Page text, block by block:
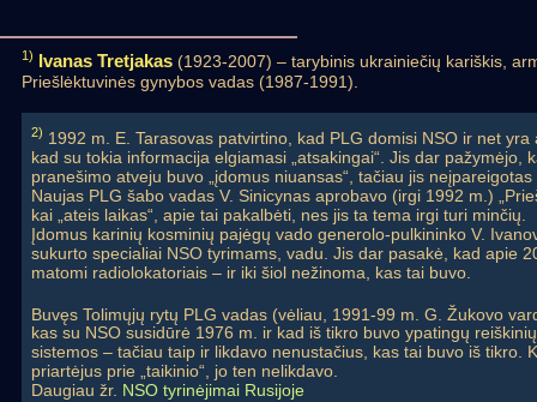
1) Ivanas Tretjakas (1923-2007) – tarybinis ukrainiečių kariškis,
Priešlėktuvinės gynybos vadas (1987-1991).
2) 1992 m. E. Tarasovas patvirtino, kad PLG domisi NSO ir net
kad su tokia informacija elgiamasi „atsakingai“. Jis dar
pranešimo atveju buvo „įdomus niuansas“, tačiau jis
Naujas PLG šabo vadas V. Sinicynas aprobavo (irgi 1992 m.)
kai „ateis laikas“, apie tai pakalbėti, nes jis ta tema irgi turi minčių.
Įdomus karinių kosminių pajėgų vado generolo-pulkininko V.
sukurto specialiai NSO tyrimams, vadu. Jis dar pasakė, kad apie
matomi radiolokatoriais – ir iki šiol nežinoma, kas tai buvo.
Buvęs Tolimųjų rytų PLG vadas (vėliau, 1991-99 m. G. Žukovo
kas su NSO susidūrė 1976 m. ir kad iš tikro buvo ypatingų
sistemos – tačiau taip ir likdavo nenustačius, kas tai buvo iš tikro.
priartėjus prie „taikinio“, jo ten nelikdavo.
Daugiau žr. NSO tyrinėjimai Rusijoje